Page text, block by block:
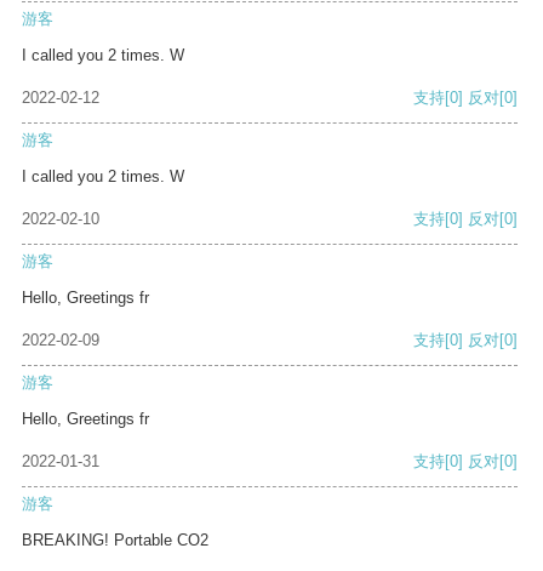
游客
I called you 2 times. W
2022-02-12 支持[0] 反对[0]
游客
I called you 2 times. W
2022-02-10 支持[0] 反对[0]
游客
Hello, Greetings fr
2022-02-09 支持[0] 反对[0]
游客
Hello, Greetings fr
2022-01-31 支持[0] 反对[0]
游客
BREAKING! Portable CO2